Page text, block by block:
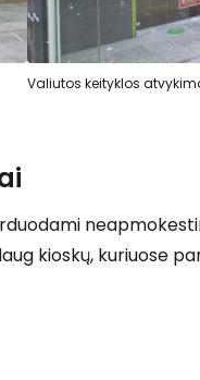
Valiutos keityklos
kioskų, kuriuose